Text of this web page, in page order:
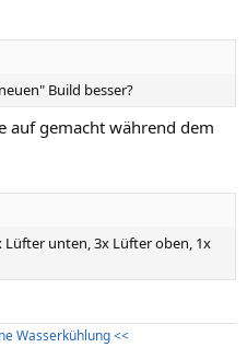
Build besser?
auf gemacht während dem
unten, 3x Lüfter oben, 1x
Wasserkühlung <<